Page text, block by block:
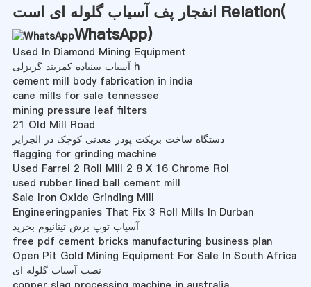
انفجار پف آسیاب گلوله ای است Relation(
WhatsApp)
Used In Diamond Mining Equipment
آسیاب سنباده کمربند گریزلی h
cement mill body fabrication in india
cane mills for sale tennessee
mining pressure leaf filters
21 Old Mill Road
دستگاه ساخت بریکت پودر معدنی کوچک در الجزایر
flagging for grinding machine
Used Farrel 2 Roll Mill 2 8 X 16 Chrome Rol
used rubber lined ball cement mill
Sale Iron Oxide Grinding Mill
Engineeringpanies That Fix 3 Roll Mills In Durban
آسیاب توپ برش تیتانیوم بخرید
free pdf cement bricks manufacturing business plan
Open Pit Gold Mining Equipment For Sale In South Africa
نصب آسیاب گلوله ای